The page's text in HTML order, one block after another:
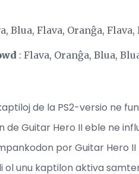
Blua, Flava, Oranĝa, Flava,
: Flava, Oranĝa, Blua,
de la PS2-versio ne
de Guitar Hero II eble ne
por Guitar Hero
ol unu kaptilon aktiva